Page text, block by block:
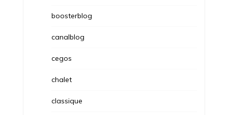
boosterblog
canalblog
cegos
chalet
classique